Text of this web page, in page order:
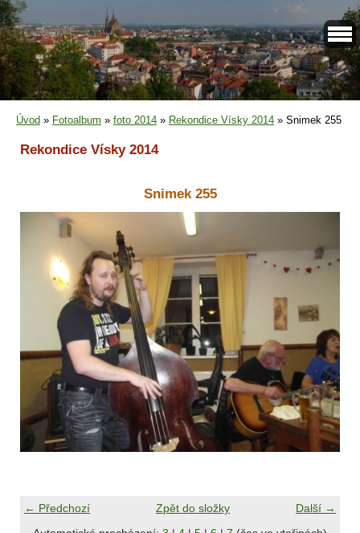
Úvod » Fotoalbum » foto 2014 » Rekondice Vísky 2014 » Snimek 255
Rekondice Vísky 2014
Snimek 255
← Předchozí Další →
Zpět do složky